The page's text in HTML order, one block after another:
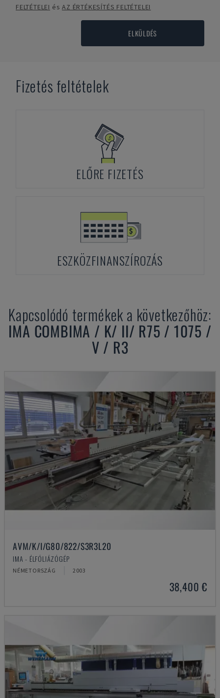
FELTÉTELEI ésAZ ÉRTÉKESÍTÉS FELTÉTELEI
ELKÜLDÉS
Fizetés feltételek
ELŐRE FIZETÉS
ESZKÖZFINANSZÍROZÁS
Kapcsolódó termékek a következőhöz:
IMA COMBIMA / K/ II/ R75 / 1075 /
V / R3
AVM/K/I/G80/822/S3R3L20
IMA - ÉLFÓLIÁZÓGÉP
NÉMETORSZÁG 2003
38,400 €